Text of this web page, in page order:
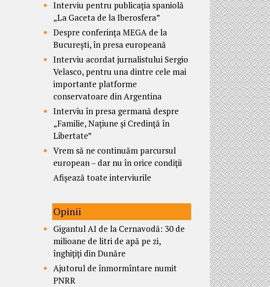
Interviu pentru publicația spaniolă
„La Gaceta de la Iberosfera”
Despre conferința MEGA de la
București, în presa europeană
Interviu acordat jurnalistului Sergio
Velasco, pentru una dintre cele mai
importante platforme
conservatoare din Argentina
Interviu în presa germană despre
„Familie, Națiune și Credință în
Libertate”
Vrem să ne continuăm parcursul
european – dar nu în orice condiții
Afișează toate interviurile
Opinii
Gigantul AI de la Cernavodă: 30 de
milioane de litri de apă pe zi,
înghițiți din Dunăre
Ajutorul de înmormîntare numit
PNRR